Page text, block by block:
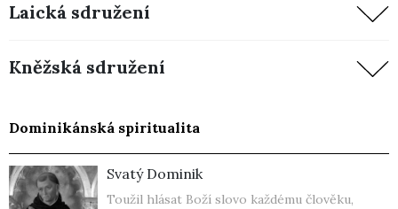
Laická sdružení
Kněžská sdružení
Dominikánská spiritualita
Svatý Dominik
Toužil hlásat Boží slovo každému člověku,